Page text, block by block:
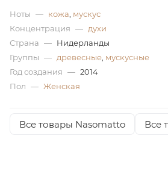
Ноты — кожа мускус
Концентрация — духи
Страна — Нидерланды
Группы — древесные мускусные
Год создания — 2014
Пол — Женская
Все товары Nasomatto Все